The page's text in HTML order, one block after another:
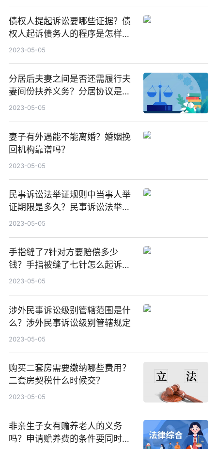
债权人提起诉讼要哪些证据？债
权人起诉债务人的程序是怎样
的？
2023-05-05
分居后夫妻之间是否还需履行夫
妻间份扶养义务？分居协议是否
有效？
2023-05-05
妻子有外遇能不能离婚？婚姻挽
回机构靠谱吗？
2023-05-05
民事诉讼法举证规则中当事人举
证期限是多久？民事诉讼法举证
规则是什么？
2023-05-05
手指缝了7针对方要赔偿多少
钱？手指被缝了七针怎么起诉对
方？
2023-05-05
涉外民事诉讼级别管辖范围是什
么？涉外民事诉讼级别管辖规定
2023-05-05
购买二套房需要缴纳哪些费用？
二套房契税什么时候交？
2023-05-05
非亲生子女有赡养老人的义务
吗？申请赡养费的条件要同时满